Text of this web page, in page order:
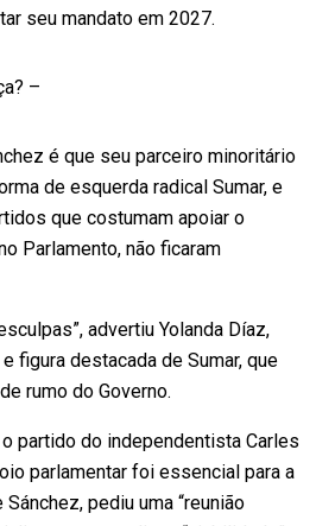
seu mandato em 2027.
–
é que seu parceiro minoritário
de esquerda radical Sumar, e
que costumam apoiar o
Parlamento, não ficaram
advertiu Yolanda Díaz,
figura destacada de Sumar, que
rumo do Governo.
partido do independentista Carles
parlamentar foi essencial para a
pediu uma “reunião